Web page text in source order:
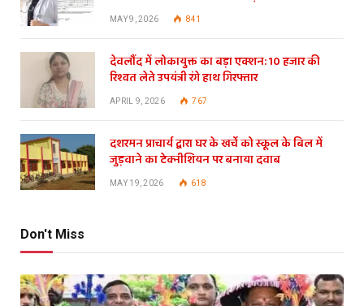
MAY 9, 2026 841
देवलौंद में लोकायुक्त का बड़ा एक्शन: 10 हजार की
रिश्वत लेते उपयंत्री रंगे हाथ गिरफ्तार
APRIL 9, 2026 767
दशरमन प्राचार्य द्वारा घर के खर्चे को स्कूल के बिल में
जुड़वाने का टेक्नीशियन पर बनाया दवाब
MAY 19, 2026 618
Don't Miss